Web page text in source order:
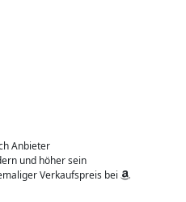
Anbieter
und höher sein
Verkaufspreis bei